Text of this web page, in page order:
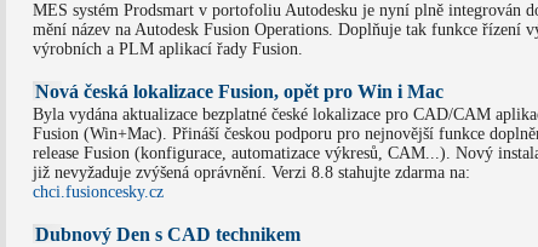
MES systém Prodsmart v portofoliu Autodesku je nyní plně integrován
mění název na Autodesk Fusion Operations. Doplňuje tak funkce řízení
výrobních a PLM aplikací řady Fusion.
Nová česká lokalizace Fusion, opět pro Win i Mac
Byla vydána aktualizace bezplatné české lokalizace pro CAD/CAM
Fusion (Win+Mac). Přináší českou podporu pro nejnovější funkce
release Fusion (konfigurace, automatizace výkresů, CAM...). Nový
již nevyžaduje zvýšená oprávnění. Verzi 8.8 stahujte zdarma na:
chci.fusioncesky.cz
Dubnový Den s CAD technikem